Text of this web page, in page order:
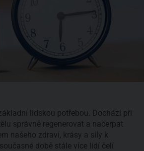
lidskou potřebou. Dochází při
správně regenerovat a načerpat
našeho zdraví, krásy a síly k
době stále více lidí čelí